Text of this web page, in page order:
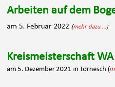
Arbeiten auf dem
am 5. Februar 2022 (mehr dazu ...)
Kreismeisterschaft
am 5. Dezember 2021 in Tornesch (